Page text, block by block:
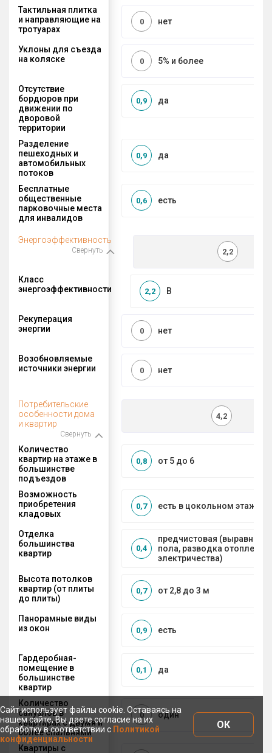
Тактильная плитка
и направляющие на
тротуарах
нет
0
Уклоны для съезда
на коляске
5% и более
0
Отсутствие
бордюров при
движении по
дворовой
территории
да
0,9
Разделение
пешеходных и
автомобильных
потоков
да
0,9
Бесплатные
общественные
парковочные места
для инвалидов
есть
0,6
Энергоэффективность
Свернуть 2,2
Класс
энергоэффективности
B
2,2
Рекуперация
энергии
нет
0
Возобновляемые
источники энергии
нет
0
Потребительские
особенности дома
и квартир
Свернуть
4,2
Количество
квартир на этаже в
большинстве
подъездов
от 5 до 6
0,8
Возможность
приобретения
кладовых
есть в цокольном этаже
0,7
Отделка
большинства
квартир
предчистовая
пола, разводка отопления
электричества)
0,4
Высота потолков
квартир (от плиты
до плиты)
от 2,8 до 3 м
0,7
Панорамные виды
из окон
есть
0,9
Гардеробная-
помещение в
большинстве
квартир
да
0,1
Количество
санузлов в
квартирах с двумя и
более спальнями
один
0
Квартиры с
Сайт использует файлы cookie. Оставаясь на
нашем сайте, Вы даете согласие на их
обработку в соответствии с Политикой
конфиденциальности
ОК